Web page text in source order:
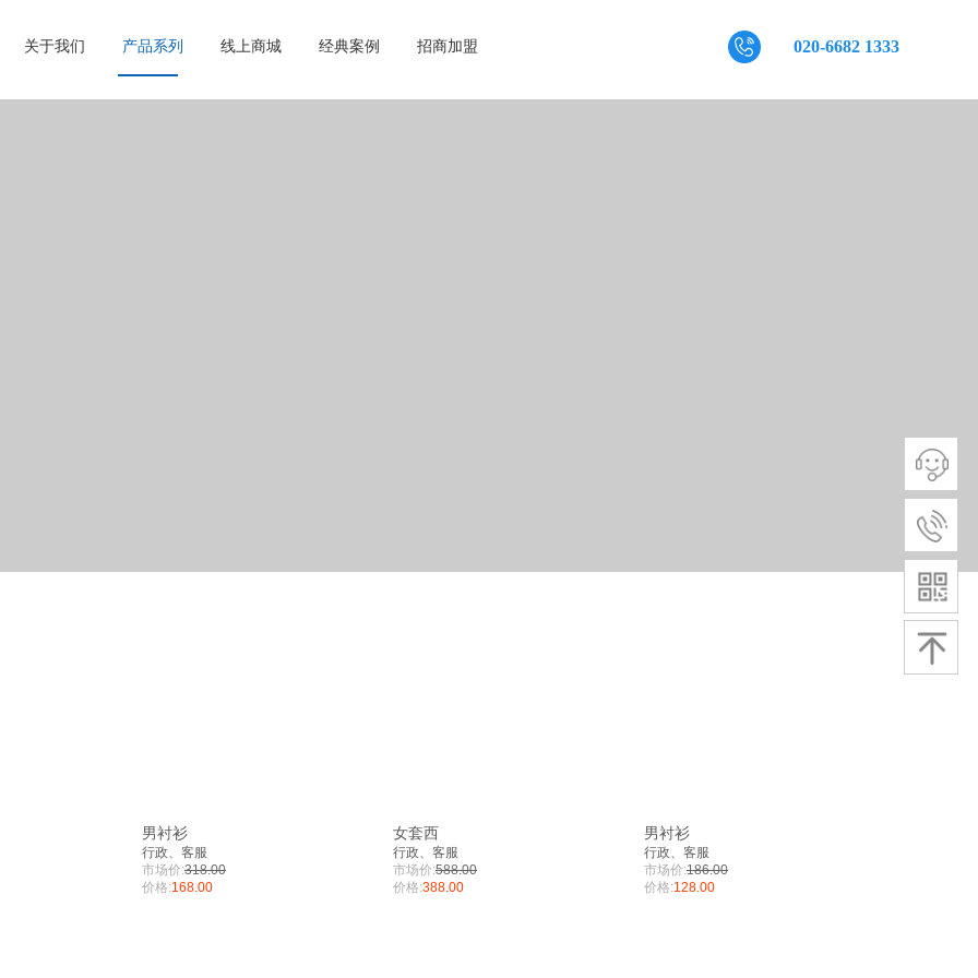
关于我们 产品系列 线上商城 经典案例 招商加盟 020-6682 1333
男衬衫
行政、客服
市场价:318.00
价格:168.00
女套西
行政、客服
市场价:588.00
价格:388.00
男衬衫
行政、客服
市场价:186.00
价格:128.00